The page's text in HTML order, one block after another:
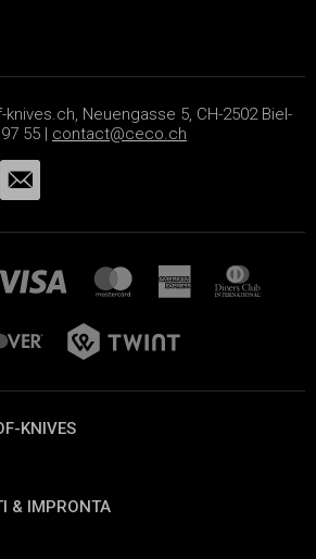
Neuengasse 5, CH-2502 Biel-
55 | contact@ceco.ch
KNIVES
& IMPRONTA